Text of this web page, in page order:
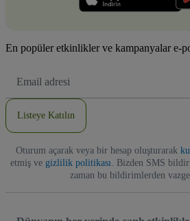
En popüler etkinlikler ve kampanyalar e-
posta
Listeye Katılın
Oturum açarak veya bir hesap oluşturarak
etmiş ve gizlilik politikası. Bizden SMS
zaman bu bildirimlerden